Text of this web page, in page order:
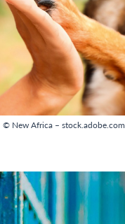
© New Africa – stock.adobe.com